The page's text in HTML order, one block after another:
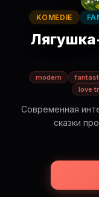
KOMEDIE
modern
love
Современная
сказки